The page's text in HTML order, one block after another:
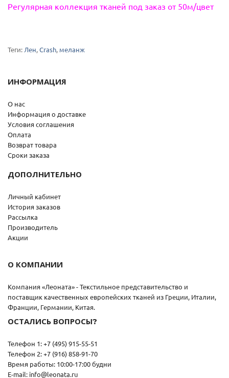
Регулярная коллекция тканей под заказ от 50м/цвет
Теги: Лен,Crash, меланж
ИНФОРМАЦИЯ
О нас
Информация о доставке
Условия соглашения
Оплата
Возврат товара
Сроки заказа
ДОПОЛНИТЕЛЬНО
Личный кабинет
История заказов
Рассылка
Производитель
Акции
О КОМПАНИИ
Компания «Леоната» - Текстильное представительство и
поставщик качественных европейских тканей из Греции, Италии,
Франции, Германии, Китая.
ОСТАЛИСЬ ВОПРОСЫ?
Телефон 1: +7 (495) 915-55-51
Телефон 2: +7 (916) 858-91-70
Время работы: 10:00-17:00 будни
E-mail: info@leonata.ru